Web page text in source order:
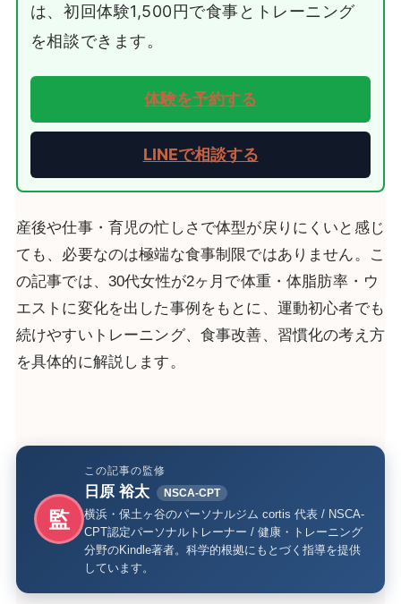
は、初回体験1,500円で食事とトレーニング
を相談できます。
体験を予約する
LINEで相談する
産後や仕事・育児の忙しさで体型が戻りにくいと感じ
ても、必要なのは極端な食事制限ではありません。こ
の記事では、30代女性が2ヶ月で体重・体脂肪率・ウ
エストに変化を出した事例をもとに、運動初心者でも
続けやすいトレーニング、食事改善、習慣化の考え方
を具体的に解説します。
監
この記事の監修
日原 裕太
NSCA-CPT
横浜・保土ヶ谷のパーソナルジム cortis 代表 / NSCA-
CPT認定パーソナルトレーナー / 健康・トレーニング
分野のKindle著者。科学的根拠にもとづく指導を提供
しています。